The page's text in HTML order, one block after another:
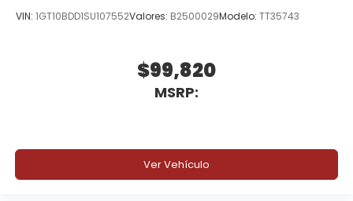
VIN: 1GT10BDD1SU107552Valores: B2500029Modelo: TT35743
$99,820
MSRP:
Ver Vehículo